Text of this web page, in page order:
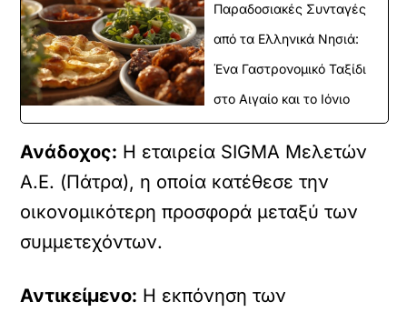
Παραδοσιακές Συνταγές
από τα Ελληνικά Νησιά:
Ένα Γαστρονομικό Ταξίδι
στο Αιγαίο και το Ιόνιο
Ανάδοχος: Η εταιρεία SIGMA Μελετών
Α.Ε. (Πάτρα), η οποία κατέθεσε την
οικονομικότερη προσφορά μεταξύ των
συμμετεχόντων.
Αντικείμενο: Η εκπόνηση των